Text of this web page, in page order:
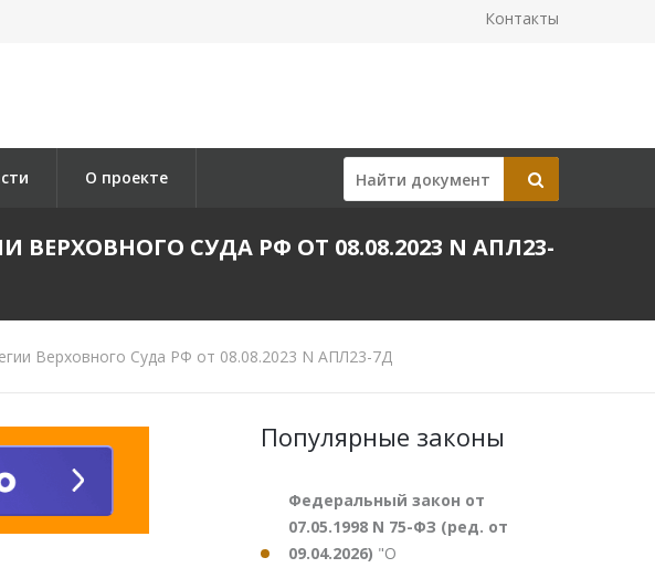
Контакты
О проекте
СУДА РФ ОТ 08.08.2023 N АПЛ23-
Верховного Суда РФ от 08.08.2023 N АПЛ23-7Д
Популярные законы
Федеральный закон от
07.05.1998 N 75-ФЗ (ред. от
09.04.2026) "О